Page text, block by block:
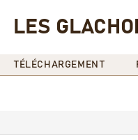
LES
TÉLÉCHARGEMENT